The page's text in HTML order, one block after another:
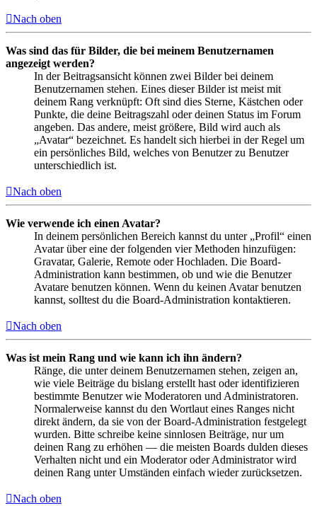
Nach oben
Was sind das für Bilder, die bei meinem Benutzernamen
angezeigt werden?
In der Beitragsansicht können zwei Bilder bei deinem
Benutzernamen stehen. Eines dieser Bilder ist meist mit
deinem Rang verknüpft: Oft sind dies Sterne, Kästchen oder
Punkte, die deine Beitragszahl oder deinen Status im Forum
angeben. Das andere, meist größere, Bild wird auch als
„Avatar“ bezeichnet. Es handelt sich hierbei in der Regel um
ein persönliches Bild, welches von Benutzer zu Benutzer
unterschiedlich ist.
Nach oben
Wie verwende ich einen Avatar?
In deinem persönlichen Bereich kannst du unter „Profil“ einen
Avatar über eine der folgenden vier Methoden hinzufügen:
Gravatar, Galerie, Remote oder Hochladen. Die Board-
Administration kann bestimmen, ob und wie die Benutzer
Avatare benutzen können. Wenn du keinen Avatar benutzen
kannst, solltest du die Board-Administration kontaktieren.
Nach oben
Was ist mein Rang und wie kann ich ihn ändern?
Ränge, die unter deinem Benutzernamen stehen, zeigen an,
wie viele Beiträge du bislang erstellt hast oder identifizieren
bestimmte Benutzer wie Moderatoren und Administratoren.
Normalerweise kannst du den Wortlaut eines Ranges nicht
direkt ändern, da sie von der Board-Administration festgelegt
wurden. Bitte schreibe keine sinnlosen Beiträge, nur um
deinen Rang zu erhöhen — die meisten Boards dulden dieses
Verhalten nicht und ein Moderator oder Administrator wird
deinen Rang unter Umständen einfach wieder zurücksetzen.
Nach oben